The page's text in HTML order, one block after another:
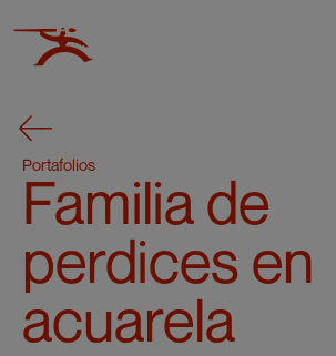
Portafolios
Familia de
perdices en
acuarela